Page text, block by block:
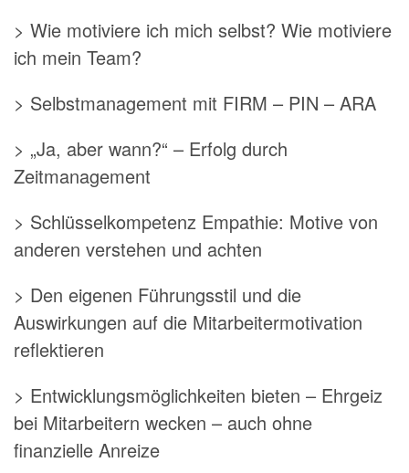
> Wie motiviere ich mich selbst? Wie motiviere
ich mein Team?
> Selbstmanagement mit FIRM – PIN – ARA
> „Ja, aber wann?“ – Erfolg durch
Zeitmanagement
> Schlüsselkompetenz Empathie: Motive von
anderen verstehen und achten
> Den eigenen Führungsstil und die
Auswirkungen auf die Mitarbeitermotivation
reflektieren
> Entwicklungsmöglichkeiten bieten – Ehrgeiz
bei Mitarbeitern wecken – auch ohne
finanzielle Anreize